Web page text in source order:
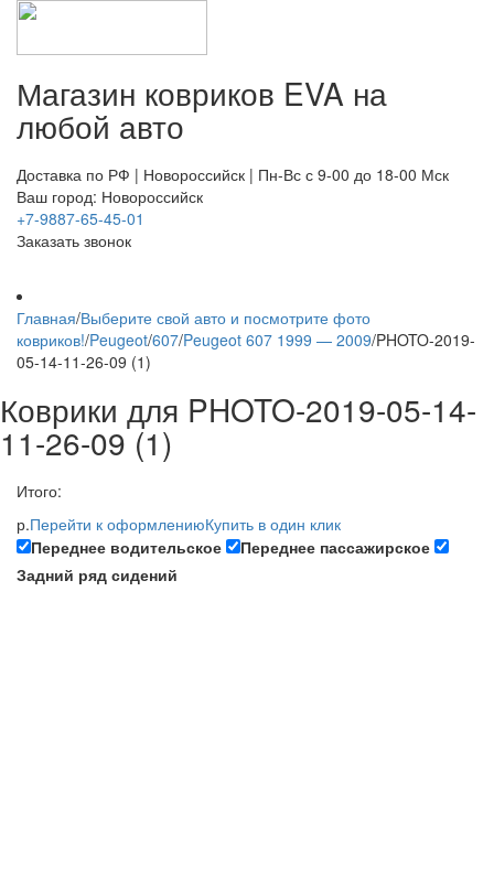
Магазин ковриков EVA ​на
любой авто
Доставка по РФ | Новороссийск | Пн-Вс с 9-00 до 18-00 Мск
Ваш город: Новороссийск
+7-9887-65-45-01
Заказать звонок
Главная/Выберите свой авто и посмотрите фото
ковриков!/Peugeot/607/Peugeot 607 1999 — 2009/PHOTO-2019-
05-14-11-26-09 (1)
Коврики для PHOTO-2019-05-14-
11-26-09 (1)
Итого:
р.Перейти к оформлениюКупить в один клик
Переднее водительское
Переднее пассажирское
Задний ряд сидений